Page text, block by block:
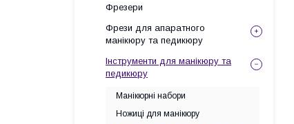
Фрезери
Фрези для апаратного
манікюру та педикюру
Інструменти для манікюру та
педикюру
Манікюрні набори
Ножиці для манікюру